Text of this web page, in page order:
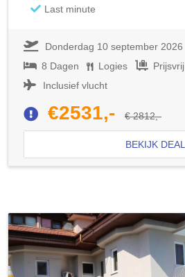
Last minute
Donderdag 10 september 2026
8 Dagen
Logies
Prijsvrij
Inclusief vlucht
€2531,- € 2812,-
BEKIJK DEAL